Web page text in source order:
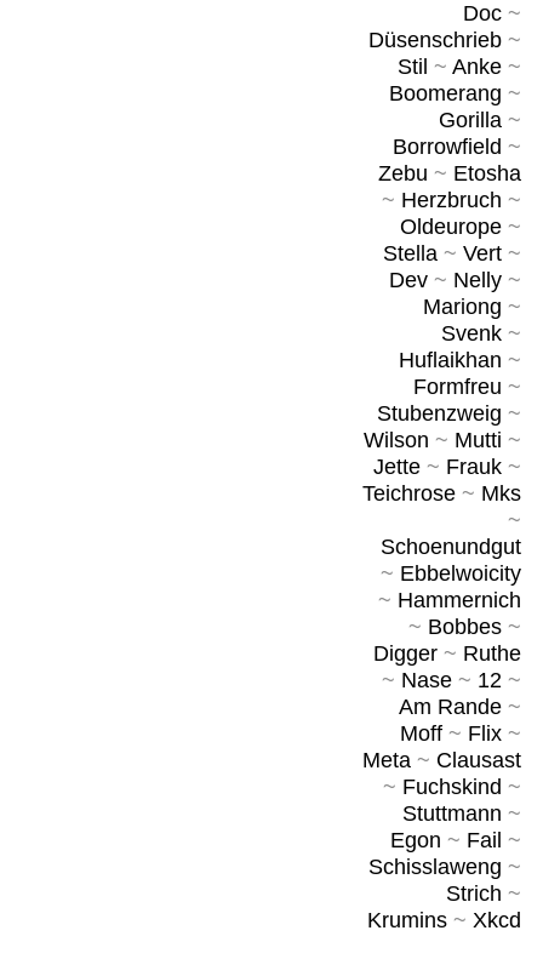
Doc~
Düsenschrieb~
Stil ~ Anke~
Boomerang ~
Gorilla~
Borrowfield ~
Zebu ~ Etosha
~ Herzbruch ~
Oldeurope~
Stella~ Vert~
Dev~ Nelly~
Mariong ~
Svenk~
Huflaikhan ~
Formfreu ~
Stubenzweig ~
Wilson ~ Mutti ~
Jette~ Frauk~
Teichrose~ Mks
~
Schoenundgut
~ Ebbelwoicity
~ Hammernich
~ Bobbes~
Digger~ Ruthe
~ Nase~ 12~
Am Rande~
Moff~ Flix~
Meta~ Clausast
~ Fuchskind ~
Stuttmann ~
Egon ~ Fail ~
Schisslaweng ~
Strich ~
Krumins~ Xkcd